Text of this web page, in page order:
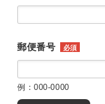
郵便番号 必須
例：000-0000